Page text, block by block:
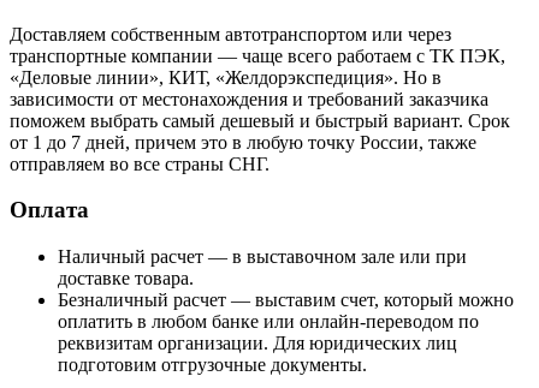
Доставляем собственным автотранспортом или через
транспортные компании — чаще всего работаем с ТК ПЭК,
«Деловые линии», КИТ, «Желдорэкспедиция». Но в
зависимости от местонахождения и требований заказчика
поможем выбрать самый дешевый и быстрый вариант. Срок
от 1 до 7 дней, причем это в любую точку России, также
отправляем во все страны СНГ.
Оплата
Наличный расчет — в выставочном зале или при
доставке товара.
Безналичный расчет — выставим счет, который можно
оплатить в любом банке или онлайн-переводом по
реквизитам организации. Для юридических лиц
подготовим отгрузочные документы.